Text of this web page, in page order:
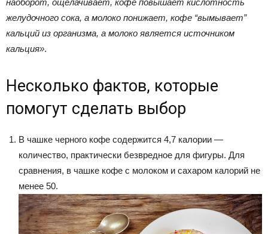
наоборот, ощелачивает, кофе повышает кислотность
желудочного сока, а молоко понижает, кофе “вымывает”
кальций из организма, а молоко является источником
кальция».
Несколько фактов, которые
помогут сделать выбор
В чашке черного кофе содержится 4,7 калории —
количество, практически безвредное для фигуры. Для
сравнения, в чашке кофе с молоком и сахаром калорий не
менее 50.